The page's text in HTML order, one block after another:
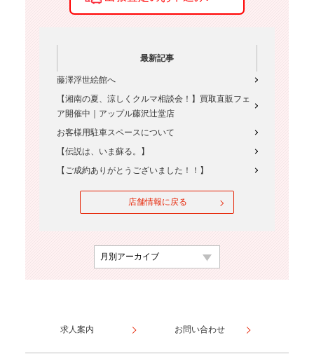
最新記事
藤澤浮世絵館へ
【湘南の夏、涼しくクルマ相談会！】買取直販フェ
ア開催中｜アップル藤沢辻堂店
お客様用駐車スペースについて
【伝説は、いま蘇る。】
【ご成約ありがとうございました！！】
店舗情報に戻る
求人案内 お問い合わせ